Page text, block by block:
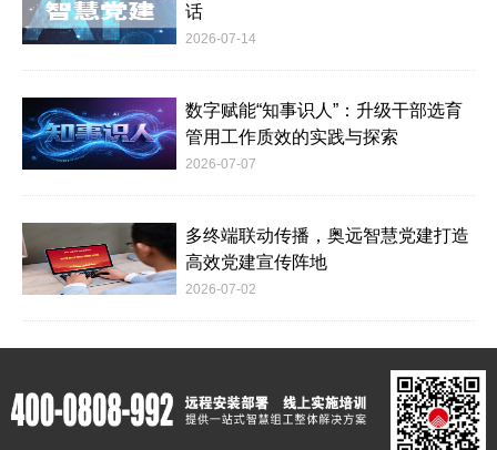
话
2026-07-14
数字赋能“知事识人”：升级干部选育
管用工作质效的实践与探索
2026-07-07
多终端联动传播，奥远智慧党建打造
高效党建宣传阵地
2026-07-02